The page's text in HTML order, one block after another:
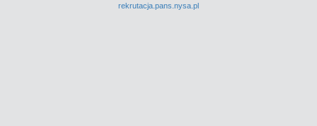
rekrutacja.pans.nysa.pl